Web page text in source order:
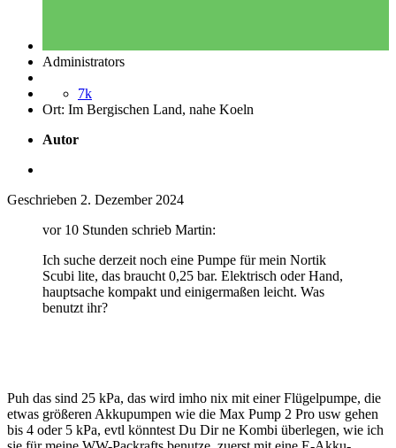
Administrators
7k
Ort: Im Bergischen Land, nahe Koeln
Autor
Geschrieben 2. Dezember 2024
vor 10 Stunden schrieb Martin:
Ich suche derzeit noch eine Pumpe für mein Nortik
Scubi lite, das braucht 0,25 bar. Elektrisch oder Hand,
hauptsache kompakt und einigermaßen leicht. Was
benutzt ihr?
Puh das sind 25 kPa, das wird imho nix mit einer Flügelpumpe, die
etwas größeren Akkupumpen wie die Max Pump 2 Pro usw gehen
bis 4 oder 5 kPa, evtl könntest Du Dir ne Kombi überlegen, wie ich